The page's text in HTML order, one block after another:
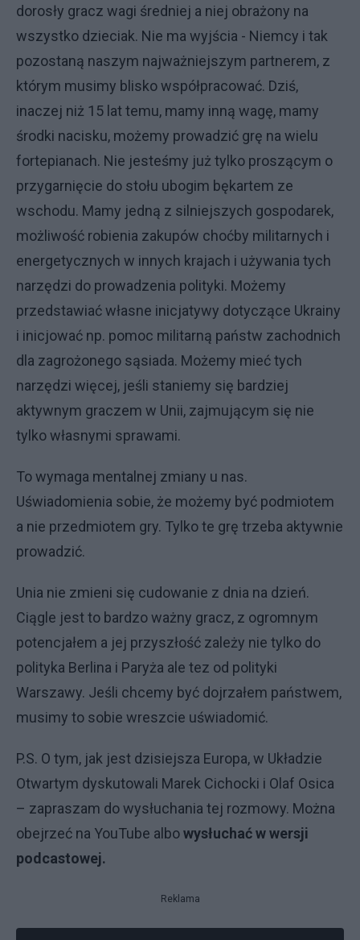
dorosły gracz wagi średniej a niej obrażony na
wszystko dzieciak. Nie ma wyjścia - Niemcy i tak
pozostaną naszym najważniejszym partnerem, z
którym musimy blisko współpracować. Dziś,
inaczej niż 15 lat temu, mamy inną wagę, mamy
środki nacisku, możemy prowadzić grę na wielu
fortepianach. Nie jesteśmy już tylko proszącym o
przygarnięcie do stołu ubogim bękartem ze
wschodu. Mamy jedną z silniejszych gospodarek,
możliwość robienia zakupów choćby militarnych i
energetycznych w innych krajach i używania tych
narzędzi do prowadzenia polityki. Możemy
przedstawiać własne inicjatywy dotyczące Ukrainy
i inicjować np. pomoc militarną państw zachodnich
dla zagrożonego sąsiada. Możemy mieć tych
narzędzi więcej, jeśli staniemy się bardziej
aktywnym graczem w Unii, zajmującym się nie
tylko własnymi sprawami.
To wymaga mentalnej zmiany u nas.
Uświadomienia sobie, że możemy być podmiotem
a nie przedmiotem gry. Tylko te grę trzeba aktywnie
prowadzić.
Unia nie zmieni się cudowanie z dnia na dzień.
Ciągle jest to bardzo ważny gracz, z ogromnym
potencjałem a jej przyszłość zależy nie tylko do
polityka Berlina i Paryża ale tez od polityki
Warszawy. Jeśli chcemy być dojrzałem państwem,
musimy to sobie wreszcie uświadomić.
P.S. O tym, jak jest dzisiejsza Europa, w Układzie
Otwartym dyskutowali Marek Cichocki i Olaf Osica
– zapraszam do wysłuchania tej rozmowy. Można
obejrzeć na YouTube albowysłuchać w wersji
podcastowej.
Reklama